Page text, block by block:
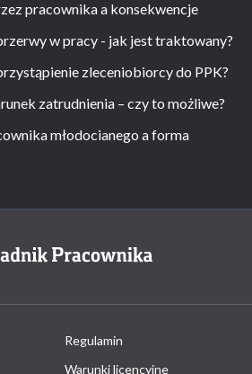
pracownika a konsekwencje
w pracy - jak jest traktowany?
zleceniobiorcy do PPK?
zatrudnienia – czy to możliwe?
młodocianego a forma
Regulamin
Warunki licencyjne